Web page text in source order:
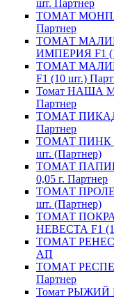
шт. Партнер
ТОМАТ
Партнер
ТОМАТ
ИМПЕРИЯ F1
ТОМАТ
F1 (10 шт.)
Томат НАША
Партнер
ТОМАТ
Партнер
ТОМАТ ПИНК
шт. (Партнер)
ТОМАТ
0,05 г. Партнер
ТОМАТ
шт. (Партнер)
ТОМАТ
НЕВЕСТА F1
ТОМАТ
АП
ТОМАТ
Партнер
Томат РЫЖИЙ